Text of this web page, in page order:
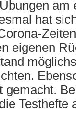
am
hat
eigenen
gemacht.
Testhefte